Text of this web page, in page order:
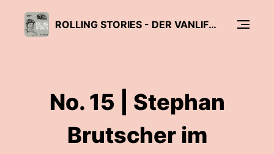
ROLLING STORIES - DER VANLIFE PODCAST VON SUNLIGHT
No. 15 | Stephan
Brutscher im